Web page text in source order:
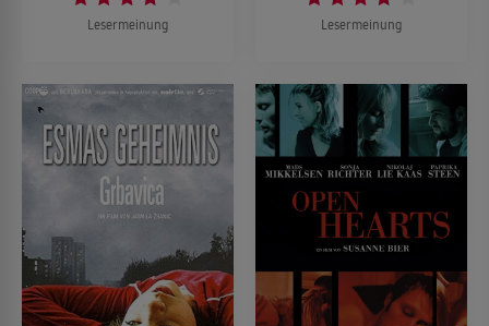
Lesermeinung Lesermeinung